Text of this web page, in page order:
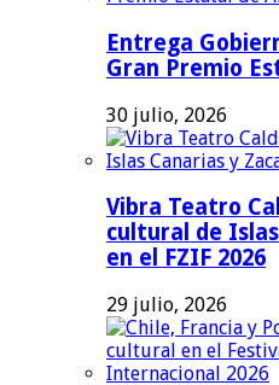
Entrega
Gran Premio
30 julio, 2026
Vibra Teatro
cultural de
en el FZIF 2026
29 julio, 2026